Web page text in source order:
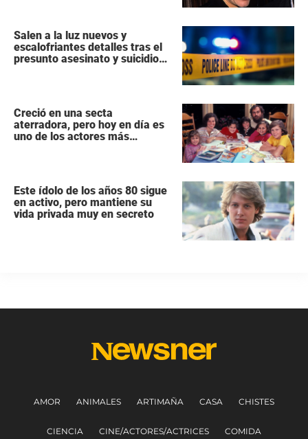
Salen a la luz nuevos y
escalofriantes detalles tras el
presunto asesinato y suicidio
Creció en una secta
aterradora, pero hoy en día es
uno de los actores más
Este ídolo de los años 80 sigue
en activo, pero mantiene su
vida privada muy en secreto
AMOR ANIMALES ARTIMAÑA CASA CHISTES
CIENCIA CINE/ACTORES/ACTRICES COMIDA